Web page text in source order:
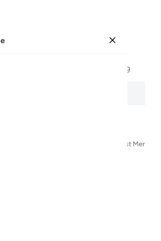
49
Gold
word-by-word meaning, and transliteration.
of Allah—the Most Compassionate, Most Merciful